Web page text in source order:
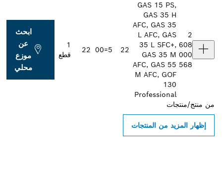
2
608
000
568
GAS 15 PS,
GAS 35 H
AFC, GAS 35
L AFC, GAS
35 L SFC+,
GAS 35 M
AFC, GAS 55
M AFC, GOF
130
Professional
22
5=00
22
1
قطع
ابحث
عن
موزع
محلي
من منتج/منتجات
إظهار المزيد من المنتجات